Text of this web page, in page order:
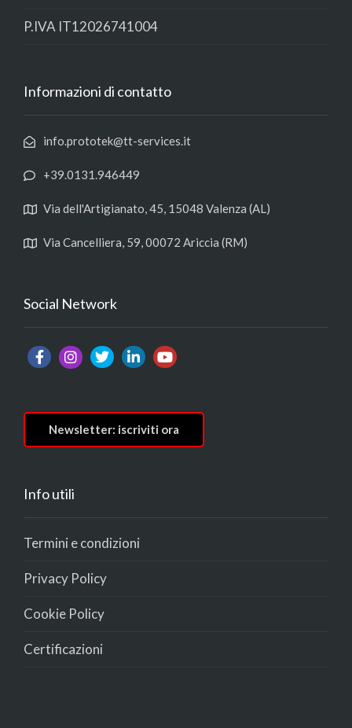
P.IVA IT12026741004
Informazioni di contatto
info.prototek@tt-services.it
+39.0131.946449
Via dell'Artigianato, 45, 15048 Valenza (AL)
Via Cancelliera, 59, 00072 Ariccia (RM)
Social Network
Newsletter: iscriviti ora
Info utili
Termini e condizioni
Privacy Policy
Cookie Policy
Certificazioni